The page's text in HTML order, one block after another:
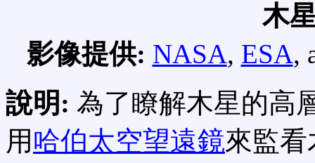
木
影像提供: NASA, ESA,
說明: 為了瞭解木星的高
用 哈伯太空望遠鏡來監